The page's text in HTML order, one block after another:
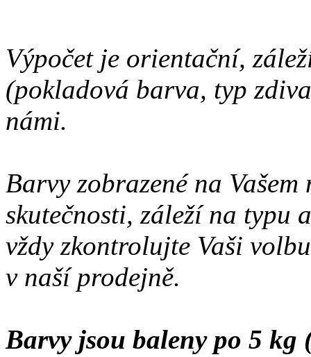
Výpočet je orientační,
(pokladová barva, typ
námi.
Barvy zobrazené na
skutečnosti, záleží na typu
vždy zkontrolujte Vaši
v naší prodejně.
Barvy jsou baleny po 5 kg